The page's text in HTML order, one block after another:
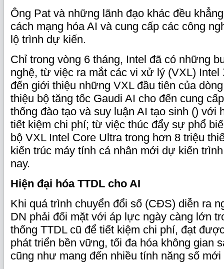
Ông Pat và những lãnh đạo khác đều
cách mạng hóa AI và cung cấp các công
lộ trình dự kiến.
Chỉ trong vòng 6 tháng, Intel đã có những
nghệ, từ việc ra mắt các vi xử lý (VXL) Intel
đến giới thiệu những VXL đầu tiên của
thiệu bộ tăng tốc Gaudi AI cho đến cung
thống đào tạo và suy luận AI tạo sinh () với
tiết kiệm chi phí; từ việc thúc đẩy sự phổ
bộ VXL Intel Core Ultra trong hơn 8 triệu
kiến trúc máy tính cá nhân mới dự kiến
nay.
Hiện đại hóa TTDL cho AI
Khi quá trình chuyển đổi số (CĐS) diễn ra
DN phải đối mặt với áp lực ngày càng lớn
thống TTDL cũ để tiết kiệm chi phí, đạt
phát triển bền vững, tối đa hóa không gian
cũng như mang đến nhiều tính năng số